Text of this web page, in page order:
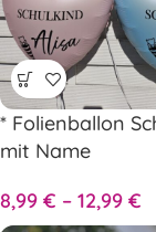
* Folienballon
mit Name
8,99 € – 12,99 €